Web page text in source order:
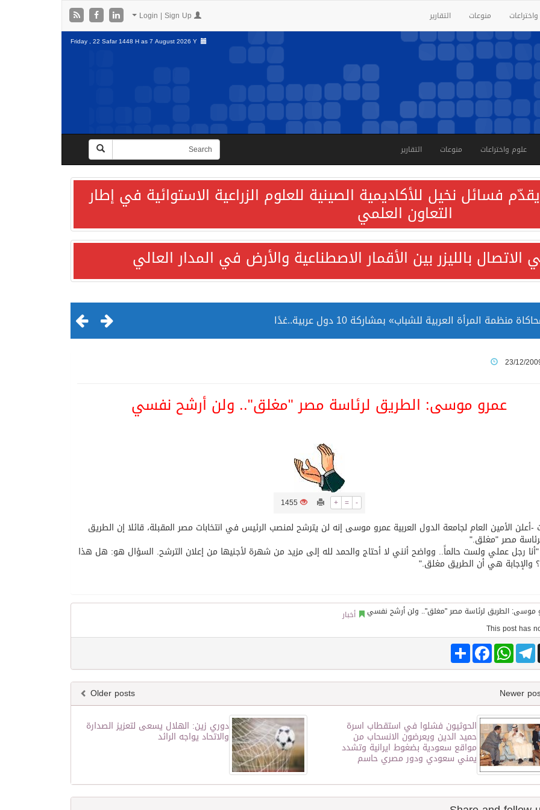
منوعات التقارير
Friday , 22 Safar 1448 H as7 August 2026 Y
علوم واختراعات منوعات التقارير
فسائل نخيل للأكاديمية الصينية للعلوم الزراعية الاستوائية في إطار
التعاون العلمي
بالليزر بين الأقمار الاصطناعية والأرض في المدار العالي
المرأة العربية للشباب» بمشاركة 10 دول عربية..غدًا
بصورة أكثر إيجابية من الولايات المتحدة
ضمن قائمة التراث العالمي
الحرمين الشريفين توثق أسماء الخلفاء الراشدين وتعود إلى القرن الثالث عشر الهجري
اتفاقية تطوير مصانع جاهزة ومتخصصة في مجال الطاقة
23/12/
عمرو موسى: الطريق لرئاسة مصر "مغلق".. ولن أرشح نفسي
+ = -
1455
-أعلن الأمين العام لجامعة الدول العربية عمرو موسى إنه لن يترشح لمنصب الرئيس في انتخابات مصر المقبلة، قائلا إن الطريق
مصر "مغلق."
رجل عملي ولست حالماً.. وواضح أنني لا أحتاج والحمد لله إلى مزيد من شهرة لأجنيها من إعلان الترشح. السؤال هو: هل هذا
والإجابة هي أن الطريق مغلق."
أخبار
Share
FacebookWhatsAppTelegram
Older posts
دوري زين: الهلال يسعى لتعزيز الصدارة
والاتحاد يواجه الرائد
الحوثيون فشلوا في استقطاب اسرة
حميد الدين ويعرضون الانسحاب من
مواقع سعودية بضغوط ايرانية وتشدد
يمني سعودي ودور مصري حاسم